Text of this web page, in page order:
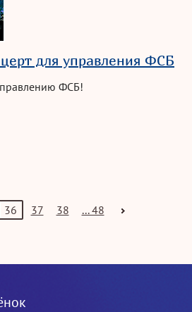
для управления ФСБ
ФСБ!
36 37 38 ... 48